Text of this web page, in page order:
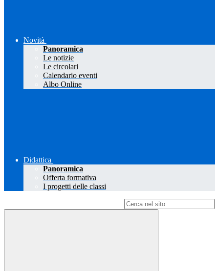
Novità
Panoramica
Le notizie
Le circolari
Calendario eventi
Albo Online
Didattica
Panoramica
Offerta formativa
I progetti delle classi